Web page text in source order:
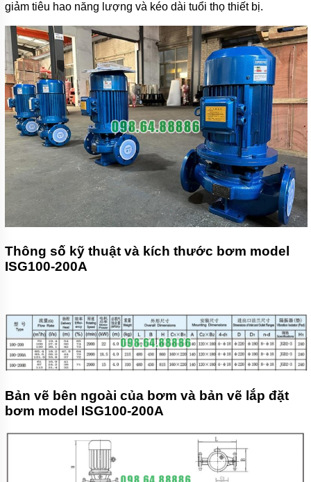
giảm tiêu hao năng lượng và kéo dài tuổi thọ thiết bị.
Thông số kỹ thuật và kích thước bơm model
ISG100-200A
Bản vẽ bên ngoài của bơm và bản vẽ lắp đặt
bơm model ISG100-200A